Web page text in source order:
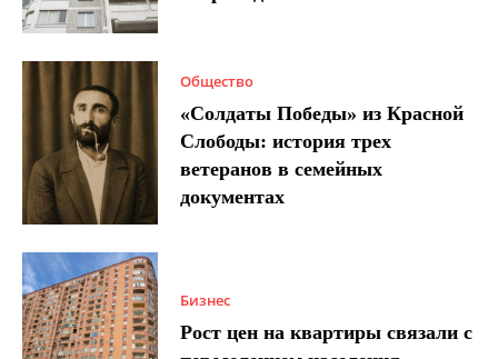
Общество
«Солдаты Победы» из Красной
Слободы: история трех
ветеранов в семейных
документах
Бизнес
Рост цен на квартиры связали с